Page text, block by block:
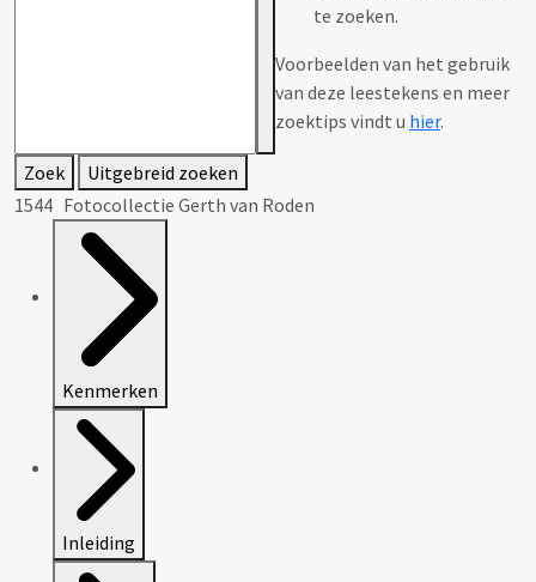
te zoeken.
Voorbeelden van het gebruik
van deze leestekens en meer
zoektips vindt u hier.
Zoek
Uitgebreid zoeken
1544 Fotocollectie Gerth van Roden
Kenmerken
Inleiding